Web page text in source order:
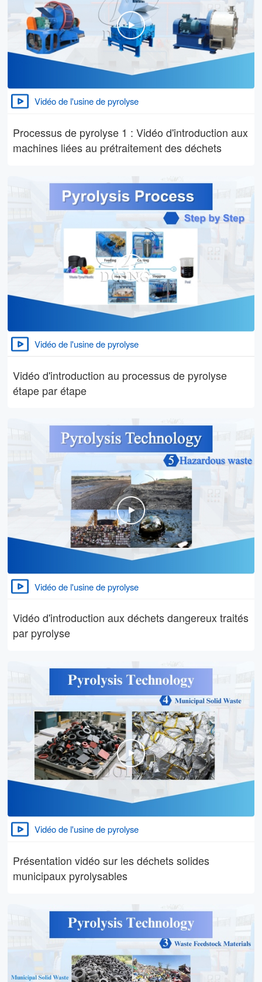
Vidéo de l'usine de pyrolyse
Processus de pyrolyse 1 : Vidéo d'introduction aux
machines liées au prétraitement des déchets
Vidéo de l'usine de pyrolyse
Vidéo d'introduction au processus de pyrolyse
étape par étape
Vidéo de l'usine de pyrolyse
Vidéo d'introduction aux déchets dangereux traités
par pyrolyse
Vidéo de l'usine de pyrolyse
Présentation vidéo sur les déchets solides
municipaux pyrolysables